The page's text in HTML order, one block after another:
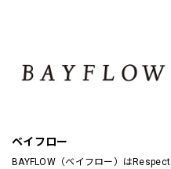
ベイフロー
BAYFLOW（ベイフロー）はRespect